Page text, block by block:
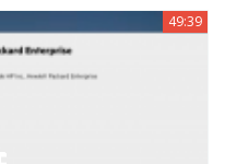
49:39